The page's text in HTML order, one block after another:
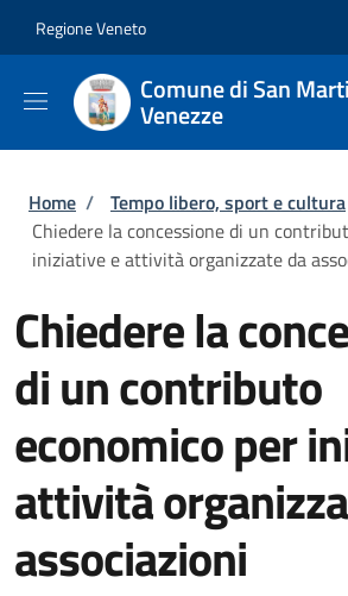
Regione Veneto
Comune di San
Venezze
Briciole di pane
Home / Tempo libero, sport e cultura
Chiedere la concessione di un
iniziative e attività organizzate da
Chiedere la
di un contributo
economico per
attività
associazioni